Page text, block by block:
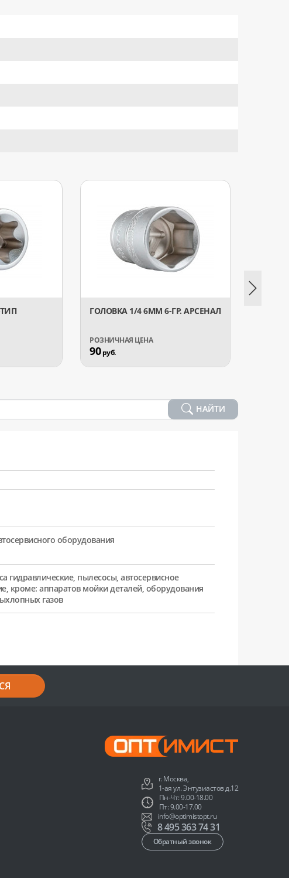
ГОЛОВКА 1/4 6ММ 6-ГР. АРСЕНАЛ
90руб.
НАЙТИ
оборудования
гидравлические, пылесосы, автосервисное
кроме: аппаратов мойки деталей, оборудования
газов
г. Москва,
1-ая ул. Энтузиастов д.12
Пн-Чт: 9.00-18.00
Пт: 9.00-17.00
info@optimistopt.ru
8 495 363 74 31
Обратный звонок